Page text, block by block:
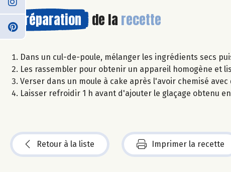
Préparation de la recette
Dans un cul-de-poule, mélanger les ingrédients secs
Les rassembler pour obtenir un appareil homogène et
Verser dans un moule à cake après l'avoir chemisé
Laisser refroidir 1 h avant d'ajouter le glaçage obtenu
Retour à la liste Imprimer la recette